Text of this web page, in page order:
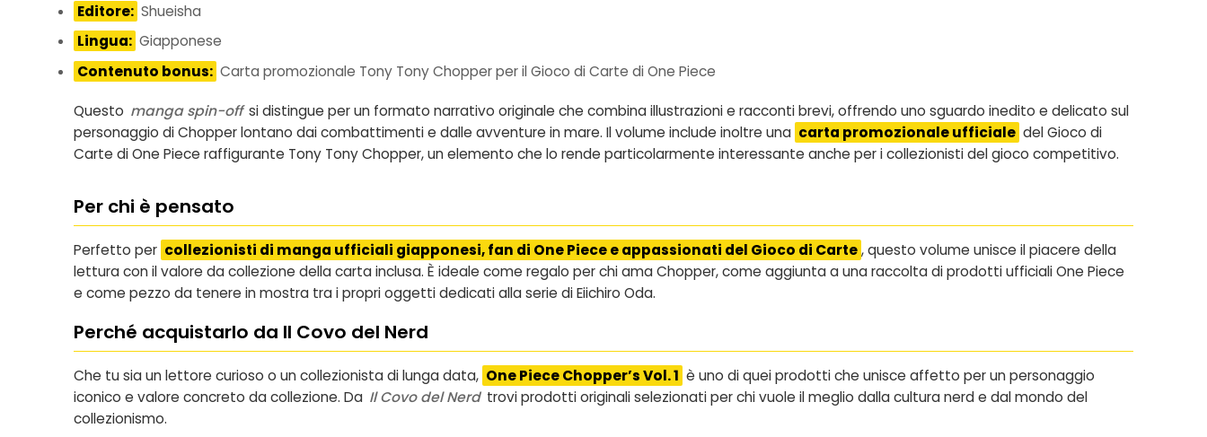
Editore: Shueisha
Lingua: Giapponese
Contenuto bonus: Carta promozionale Tony Tony Chopper per il Gioco di Carte di One Piece
Questo manga spin-off si distingue per un formato narrativo originale che combina illustrazioni e racconti brevi, offrendo uno sguardo inedito e delicato sul
personaggio di Chopper lontano dai combattimenti e dalle avventure in mare. Il volume include inoltre una carta promozionale ufficiale del Gioco di
Carte di One Piece raffigurante Tony Tony Chopper, un elemento che lo rende particolarmente interessante anche per i collezionisti del gioco competitivo.
Per chi è pensato
Perfetto per collezionisti di manga ufficiali giapponesi, fan di One Piece e appassionati del Gioco di Carte, questo volume unisce il piacere della
lettura con il valore da collezione della carta inclusa. È ideale come regalo per chi ama Chopper, come aggiunta a una raccolta di prodotti ufficiali One Piece
e come pezzo da tenere in mostra tra i propri oggetti dedicati alla serie di Eiichiro Oda.
Perché acquistarlo da Il Covo del Nerd
Che tu sia un lettore curioso o un collezionista di lunga data, One Piece Chopper’s Vol. 1 è uno di quei prodotti che unisce affetto per un personaggio
iconico e valore concreto da collezione. Da Il Covo del Nerd trovi prodotti originali selezionati per chi vuole il meglio dalla cultura nerd e dal mondo del
collezionismo.